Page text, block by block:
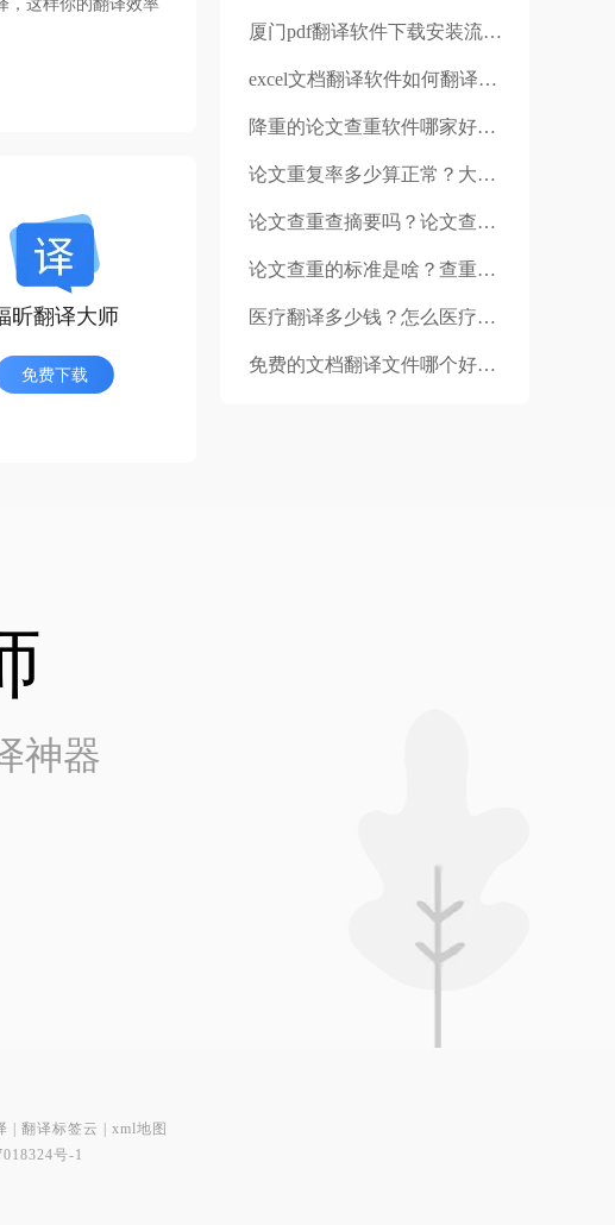
，这样你的翻译效率
昕翻译大师
免费下载
厦门pdf翻译软件下载安装流程分享？下载译文记录怎么操作？
excel文档翻译软件如何翻译函数？很难吗？
降重的论文查重软件哪家好？如何给论文降重？
论文重复率多少算正常？大学生毕业论文查重的步骤是什么？
论文查重查摘要吗？论文查重复杂吗？
论文查重的标准是啥？查重率是怎么算的？
医疗翻译多少钱？怎么医疗翻译？
免费的文档翻译文件哪个好用？使用免费的翻译软件翻译合同好吗？
神器
翻译标签云
xml地图
号-1